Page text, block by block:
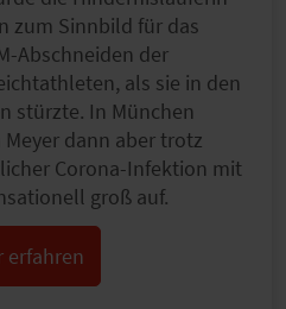
zum Sinnbild für das
Abschneiden der
als sie in den
stürzte. In München
dann aber trotz
Corona-Infektion mit
groß auf.
erfahren